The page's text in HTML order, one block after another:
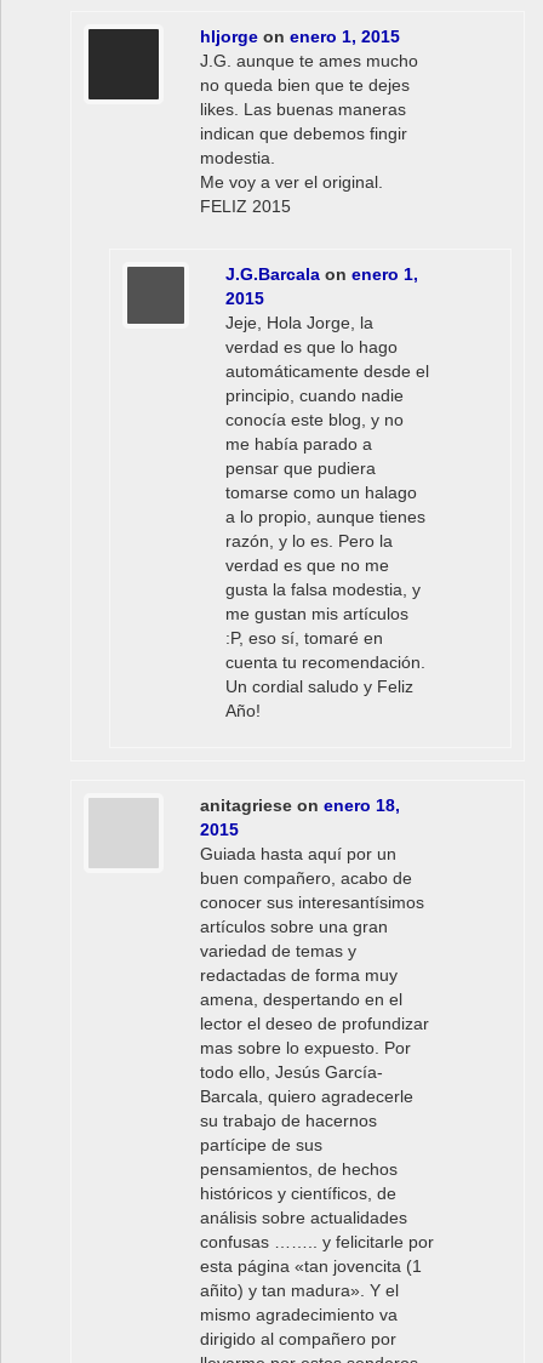
hljorgeon enero 1, 2015
J.G. aunque te ames mucho
no queda bien que te dejes
likes. Las buenas maneras
indican que debemos fingir
modestia.
Me voy a ver el original.
FELIZ 2015
J.G.Barcala on enero 1,
2015
Jeje, Hola Jorge, la
verdad es que lo hago
automáticamente desde el
principio, cuando nadie
conocía este blog, y no
me había parado a
pensar que pudiera
tomarse como un halago
a lo propio, aunque tienes
razón, y lo es. Pero la
verdad es que no me
gusta la falsa modestia, y
me gustan mis artículos
:P, eso sí, tomaré en
cuenta tu recomendación.
Un cordial saludo y Feliz
Año!
anitagrieseon enero 18,
2015
Guiada hasta aquí por un
buen compañero, acabo de
conocer sus interesantísimos
artículos sobre una gran
variedad de temas y
redactadas de forma muy
amena, despertando en el
lector el deseo de profundizar
mas sobre lo expuesto. Por
todo ello, Jesús García-
Barcala, quiero agradecerle
su trabajo de hacernos
partícipe de sus
pensamientos, de hechos
históricos y científicos, de
análisis sobre actualidades
confusas …….. y felicitarle por
esta página «tan jovencita (1
añito) y tan madura». Y el
mismo agradecimiento va
dirigido al compañero por